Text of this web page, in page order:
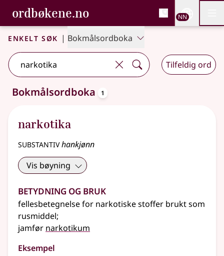
Gå til hovudinnhald
Tilgjenge
ordbøkene.no, Bokmålsordboka og
Bokmålsordboka og Nynorskordboka
NN
Enkelt søk | Bokmålsordboka
Tilfeldig ord
Eitt treff.Ytterlegare søkjeforslag tilgjengelege
Bokmålsordboka 1
narkotika
substantivhankjønn
Vis bøyning
Betydning og bruk
fellesbetegnelse for narkotiske stoffer brukt som
rusmiddel;
jamfør narkotikum
Eksempel